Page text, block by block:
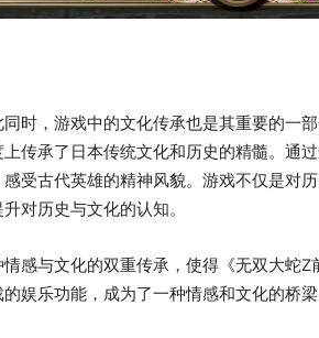
同时，游戏中的文化传承也是其重要的一
上传承了日本传统文化和历史的精髓。通
感受古代英雄的精神风貌。游戏不仅是对
对历史与文化的认知。
情感与文化的双重传承，使得《无双大蛇
娱乐功能，成为了一种情感和文化的桥